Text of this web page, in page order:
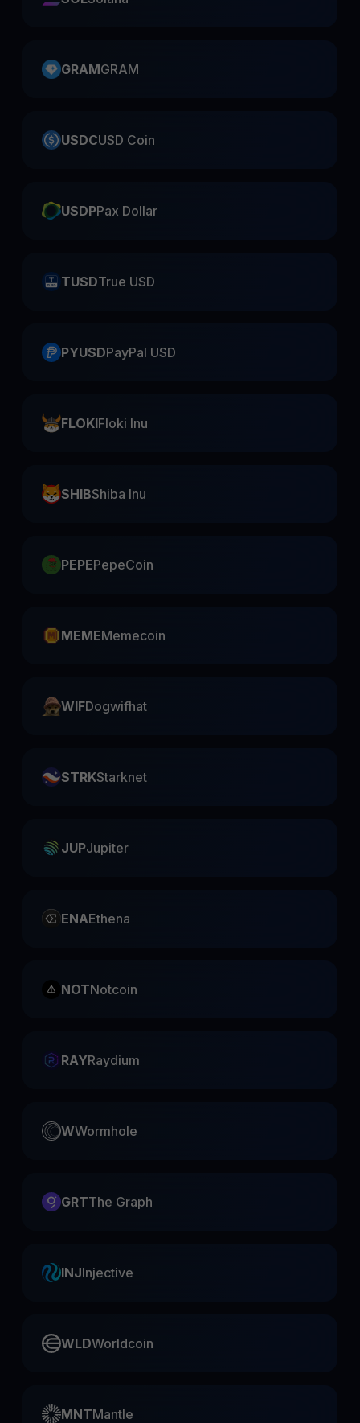
GRAMGRAM
USDCUSD Coin
USDPPax Dollar
TUSDTrue USD
PYUSDPayPal USD
FLOKIFloki Inu
SHIBShiba Inu
PEPEPepeCoin
MEMEMemecoin
WIFDogwifhat
STRKStarknet
JUPJupiter
ENAEthena
NOTNotcoin
RAYRaydium
WWormhole
GRTThe Graph
INJInjective
WLDWorldcoin
MNTMantle